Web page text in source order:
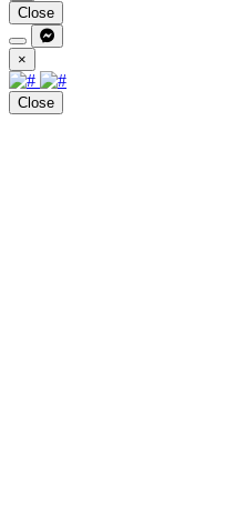
Close
×
Close